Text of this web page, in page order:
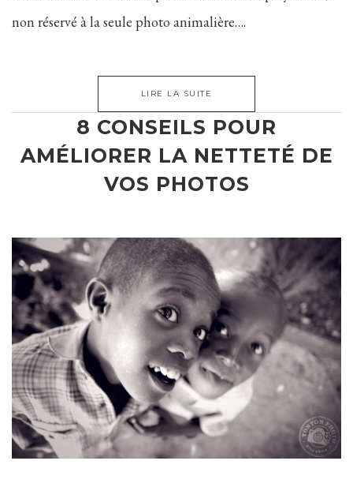
non réservé à la seule photo animalière….
LIRE LA SUITE
8 CONSEILS POUR
AMÉLIORER LA NETTETÉ DE
VOS PHOTOS